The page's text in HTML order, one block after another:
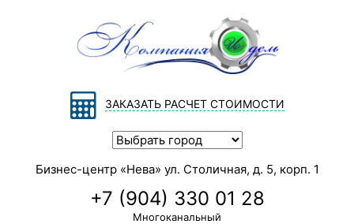
ЗАКАЗАТЬ РАСЧЕТ СТОИМОСТИ
Бизнес-центр «Нева» ул. Столичная, д. 5, корп. 1
+7 (904) 330 01 28
Многоканальный